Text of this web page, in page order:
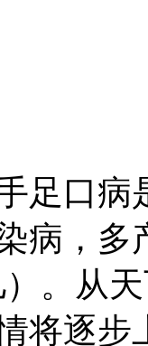
足口病
病，
。从
将逐步